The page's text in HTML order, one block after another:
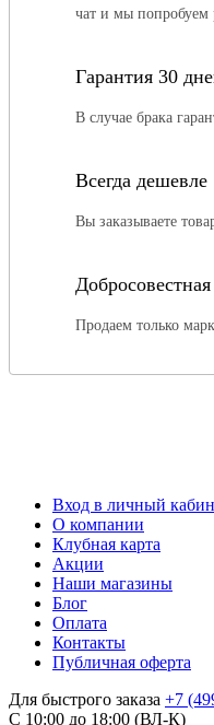
чат и мы попробуем
Гарантия 30
В случае брака
Всегда дешевле
Вы заказываете
Продаем только
Вход в личный
О компании
Клубная карта
Акции
Наши магазины
Блог
Оплата
Контакты
Публичная оферта
Для быстрого заказа +7
C 10:00 до 18:00 (ВЛ-К)